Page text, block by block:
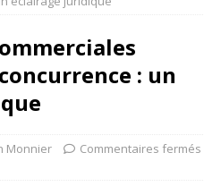
: un
Monnier Commentaires fermés